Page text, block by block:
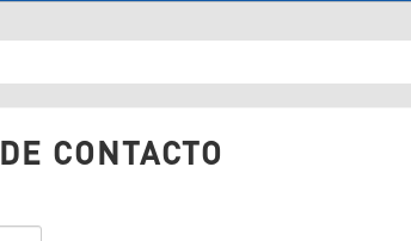
aquí
CONTACTO